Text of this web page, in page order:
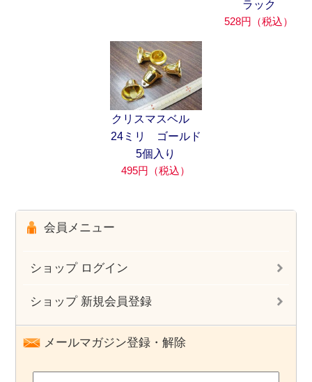
ラック
528円（税込）
クリスマスベル
24ミリ ゴールド
5個入り
495円（税込）
会員メニュー
ショップ ログイン
ショップ 新規会員登録
メールマガジン登録・解除